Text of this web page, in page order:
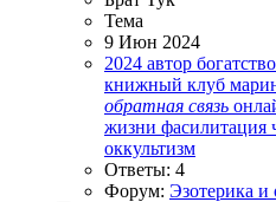
Тема
9 Июн 2024
2024 автор богатство
книжный клуб
обратная связь
жизни фасилитация
оккультизм
Ответы: 4
Форум: Эзотерика и